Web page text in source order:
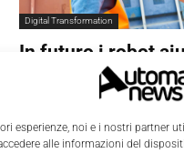
esperienze, noi e i nostri partner
alle informazioni del
Digital Transformation
In futuro i robot
svuotamento dei
5 Febbraio 2018